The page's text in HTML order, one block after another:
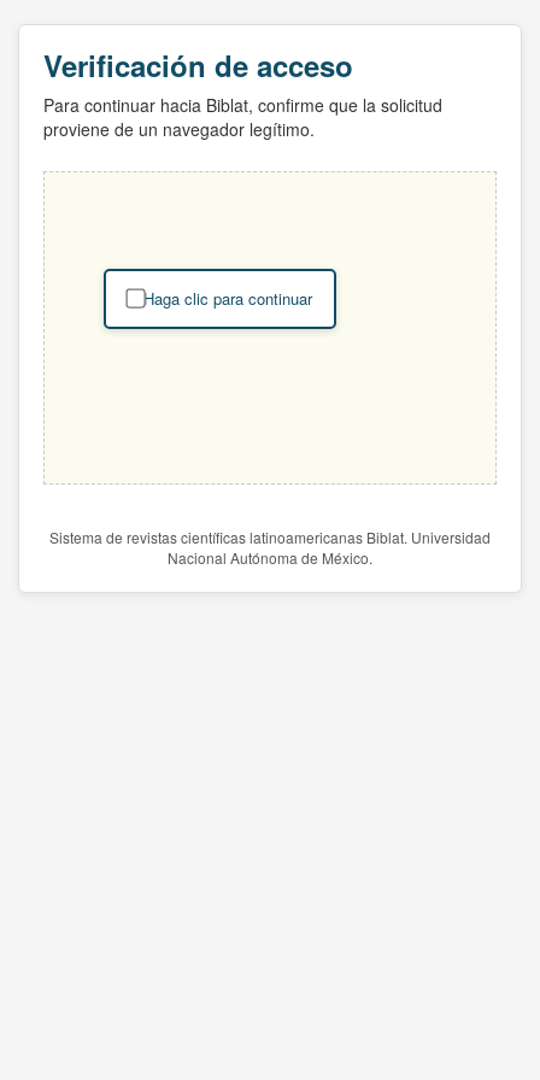
Verificación de acceso
Para continuar hacia Biblat, confirme que la solicitud
proviene de un navegador legítimo.
Haga clic para continuar
Sistema de revistas científicas latinoamericanas Biblat. Universidad
Nacional Autónoma de México.